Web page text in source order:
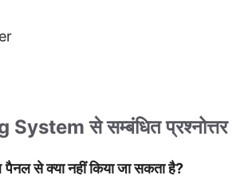
से सम्बंधित प्रश्नोत्तर
पैनल से क्या नहीं किया जा सकता है?